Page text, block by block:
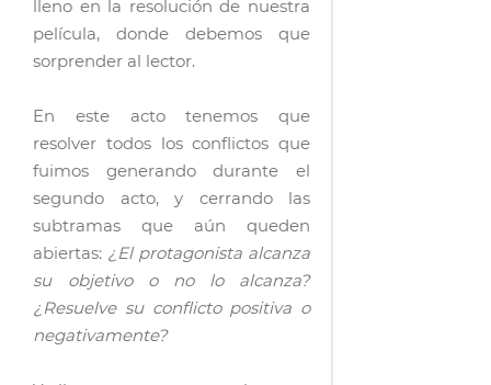
lleno en la resolución de nuestra
película, donde debemos que
sorprender al lector.
En este acto tenemos que
resolver todos los conflictos que
fuimos generando durante el
segundo acto, y cerrando las
subtramas que aún queden
abiertas: ¿El protagonista alcanza
su objetivo o no lo alcanza?
¿Resuelve su conflicto positiva o
negativamente?